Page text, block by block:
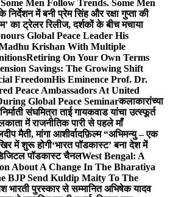
Men Follow Trends. Some Men
निर्देशन में बनी प्रेम सिंह और रक्षा गुप्ता की
का ट्रेलर रिलीज, दर्शकों के बीच मचाया
Global Peace Leader His
Krishan With Multiple
Retiring On Your Own Terms
Savings: The Growing Shift
FreedomHis Eminence Prof. Dr.
Peace Ambassadors At United
Global Peace Seminarकलाकारांच्या
संघमित्रा ताई गायकवाड यांचा उत्स्फूर्त
में राजनीतिक पारी से पहले माँ
मैती, मांगा आशीर्वादफ़िल्म “अभिमन्यु – एक
में शुरू होगी‘भारत पॉडकास्ट’ बना देश में
पॉडकास्ट चैनलWest Bengal: A
About A Change In The Bharatiya
BJP Send Kuldip Maity To The
भारती पुरस्कार से सम्मानित अभिषेक यादव